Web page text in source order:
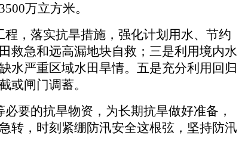
万立方米。
，落实抗旱措施，强化计划用水、节约
救急和远高漏地块自救；三是利用境内水
水严重区域水田旱情。五是充分利用回归
或闸门调蓄。
要的抗旱物资，为长期抗旱做好准备，
转，时刻紧绷防汛安全这根弦，坚持防汛